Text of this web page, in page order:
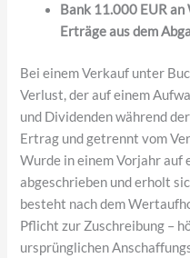
Bank 11.000 EUR
Erträge aus dem
Bei einem Verkauf unter
Verlust, der auf einem
und Dividenden während
Ertrag und getrennt vom
Wurde in einem Vorjahr auf
abgeschrieben und erholt
besteht nach dem
Pflicht zur Zuschreibung –
ursprünglichen